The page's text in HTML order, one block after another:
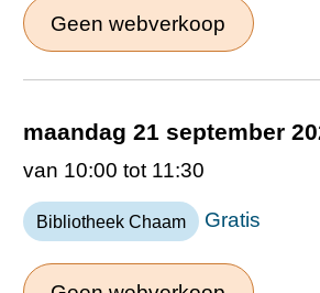
Geen webverkoop
maandag 21 september
van 10:00 tot 11:30
Bibliotheek Chaam Gratis